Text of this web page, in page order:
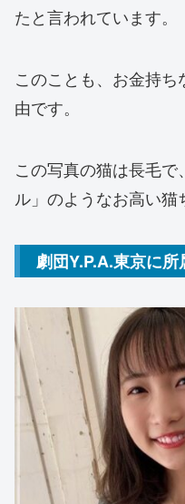
たと言われています。
このことも、お金持
由です。
この写真の猫は長毛
ル」のようなお高い猫
劇団Y.P.A.東京に所